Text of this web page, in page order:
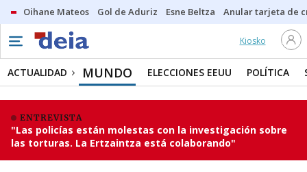
Oihane Mateos Gol de Aduriz Esne Beltza Anular tarjeta de
Kiosko
ACTUALIDAD MUNDO ELECCIONES EEUU POLÍTICA
ENTREVISTA
"Las policías están molestas con la investigación sobre
las torturas. La Ertzaintza está colaborando"